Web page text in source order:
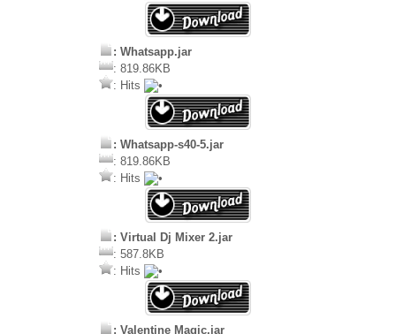
: Whatsapp.jar
: 819.86KB
: Hits
: Whatsapp-s40-5.jar
: 819.86KB
: Hits
: Virtual Dj Mixer 2.jar
: 587.8KB
: Hits
: Valentine Magic.jar